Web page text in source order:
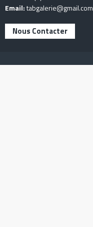
Email:tabgalerie@gmail.com
Nous Contacter